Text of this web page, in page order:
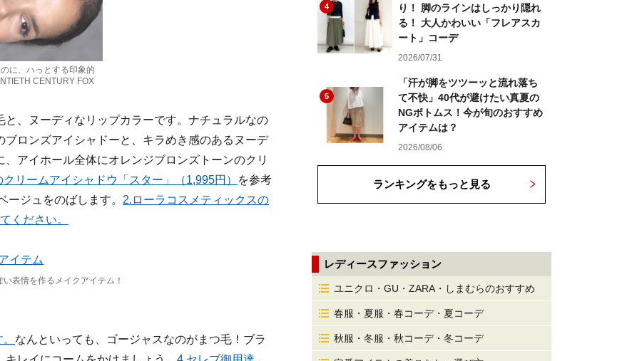
に、ハっとする印象的
CENTURY FOX
、ヌーディなリップカラーです。ナチュラルなの
ロンズアイシャドーと、キラめき感のあるヌーデ
アイホール全体にオレンジブロンズトーンのクリ
リームアイシャドウ「スター」（1,995円）
を参考
ージュをのばします。 2.ローラコスメティックスの
ください。
表情を作るメイクアイテム！
なんといっても、ゴージャスなのがまつ毛！ブラ
4
り！ 脚のラインはしっかり隠れ
る！ 大人かわいい「フレアスカ
ート」コーデ
2026/07/31
5
「汗が脚をツツーッと流れ落ち
て不快」40代が避けたい真夏の
NGボトムス！今が旬のおすすめ
アイテムは？
2026/08/06
ランキングをもっと見る
レディースファッション
ユニクロ・GU・ZARA・しまむらのおすすめ
春服・夏服・春コーデ・夏コーデ
秋服・冬服・秋コーデ・冬コーデ